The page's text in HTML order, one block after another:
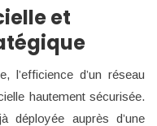
et
l’efficience d’un réseau
hautement sécurisée.
déployée auprès d’une